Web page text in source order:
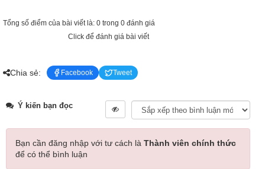
Tổng số điểm của bài viết là: 0 trong 0 đánh giá
Click để đánh giá bài viết
Chia sẻ: Facebook Tweet
Ý kiến bạn đọc
Bạn cần đăng nhập với tư cách là Thành viên chính thức
để có thể bình luận